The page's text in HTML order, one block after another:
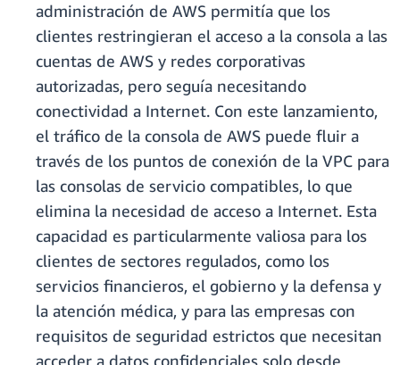
administración de AWS permitía que los
clientes restringieran el acceso a la consola a las
cuentas de AWS y redes corporativas
autorizadas, pero seguía necesitando
conectividad a Internet. Con este lanzamiento,
el tráfico de la consola de AWS puede fluir a
través de los puntos de conexión de la VPC para
las consolas de servicio compatibles, lo que
elimina la necesidad de acceso a Internet. Esta
capacidad es particularmente valiosa para los
clientes de sectores regulados, como los
servicios financieros, el gobierno y la defensa y
la atención médica, y para las empresas con
requisitos de seguridad estrictos que necesitan
acceder a datos confidenciales solo desde